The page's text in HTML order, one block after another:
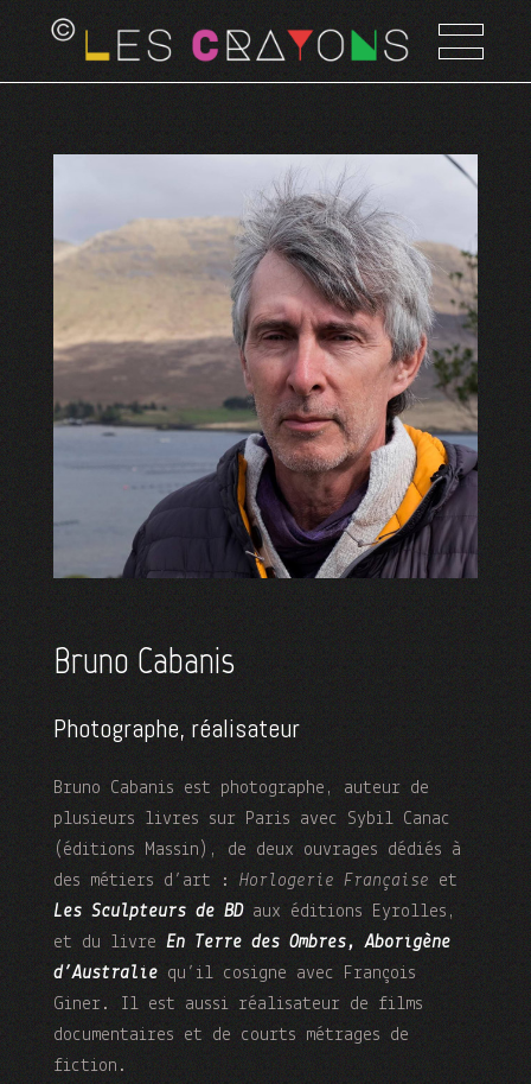
Bruno Cabanis
Photographe, réalisateur
Bruno Cabanis est photographe, auteur de
plusieurs livres sur Paris avec Sybil Canac
(éditions Massin), de deux ouvrages dédiés à
des métiers d’art :Horlogerie Française et
Les Sculpteurs de BDaux éditions Eyrolles,
et du livreEn Terre des Ombres, Aborigène
d’Australie qu’il cosigne avec François
Giner. Il est aussi réalisateur de films
documentaires et de courts métrages de
fiction.